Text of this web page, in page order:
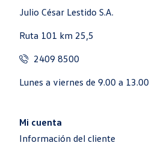
Julio César Lestido S.A.
Ruta 101 km 25,5
2409 8500
Lunes a viernes de 9.00 a
Mi cuenta
Información del cliente